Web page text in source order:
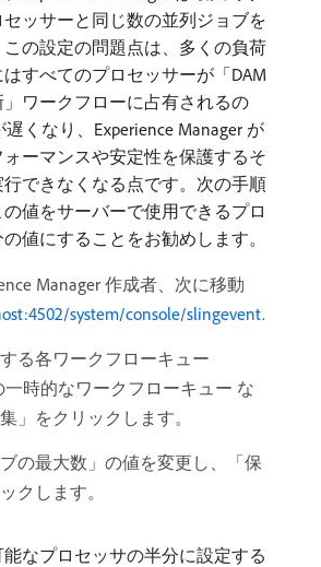
ッサーと同じ数の並列ジョブを
の設定の問題点は、多くの負荷
すべてのプロセッサーが「DAM
ワークフローに占有されるの
くなり、Experience Manager が
ーマンスや安定性を保護するそ
できなくなる点です。次の手順
値をサーバーで使用できるプロ
値にすることをお勧めします。
Manager 作成者、次に移動
system/console/slingevent.
る各ワークフローキュー
一時的なワークフローキュー な
」をクリックします。
ブの最大数」の値を変更し、「保
クします。
なプロセッサの半分に設定する